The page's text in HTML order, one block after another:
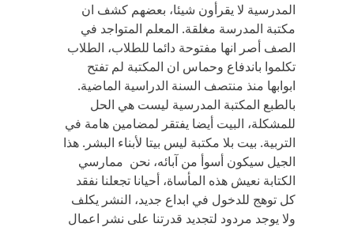
المدرسية لا يقرأون شيئا، بعضهم كشف ان
مكتبة المدرسة مغلقة. المعلم المتواجد في
الصف أصر انها مفتوحة دائما للطلاب، الطلاب
تكلموا باندفاع وحماس ان المكتبة لم تفتح
ابوابها منذ منتصف السنة الدراسية الماضية.
بالطبع المكتبة المدرسية ليست هي الحل
للمشكلة، البيت أيضا يفتقر لمضامين هامة في
التربية. بيت بلا مكتبة ليس بيتا لأبناء البشر. هذا
الجيل سيكون أسوأ من آبائه، نحن ممارسي
الكتابة نعيش هذه المأساة، أحيانا تجعلنا نفقد
كل توهج للدخول في ابداع جديد، النشر يكلف
ولا يوجد مردود لتجديد قدرتنا على نشر اعمال